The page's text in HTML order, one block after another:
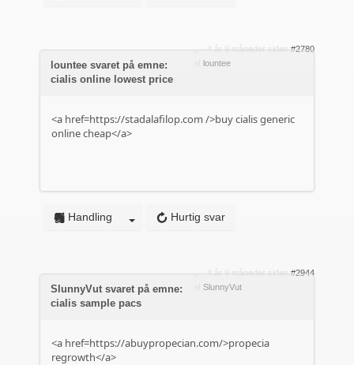
4 år 9 måneder siden #2780
lountee
lountee svaret på emne:
cialis online lowest price
<a href=https://stadalafilop.com />buy cialis generic
online cheap</a>
Hurtig svar
Handling
4 år 9 måneder siden #2944
SlunnyVut
SlunnyVut svaret på emne:
cialis sample pacs
<a href=https://abuypropecian.com/>propecia
regrowth</a>